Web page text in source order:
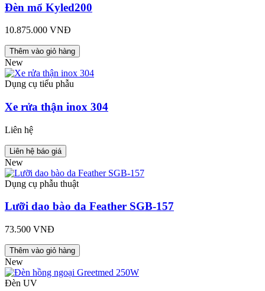
Đèn mổ Kyled200
10.875.000 VNĐ
Thêm vào giỏ hàng
New
Dụng cụ tiểu phẫu
Xe rửa thận inox 304
Liên hệ
Liên hệ báo giá
New
Dụng cụ phẫu thuật
Lưỡi dao bào da Feather SGB-157
73.500 VNĐ
Thêm vào giỏ hàng
New
Đèn UV